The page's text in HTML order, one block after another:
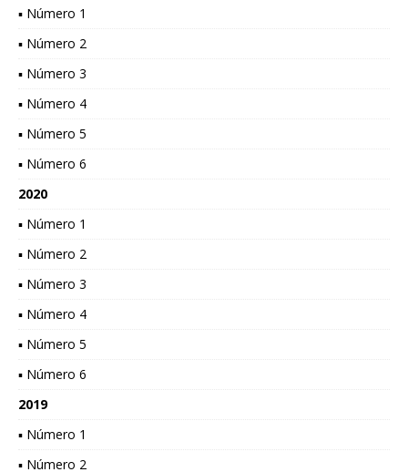
▪ Número 1
▪ Número 2
▪ Número 3
▪ Número 4
▪ Número 5
▪ Número 6
2020
▪ Número 1
▪ Número 2
▪ Número 3
▪ Número 4
▪ Número 5
▪ Número 6
2019
▪ Número 1
▪ Número 2